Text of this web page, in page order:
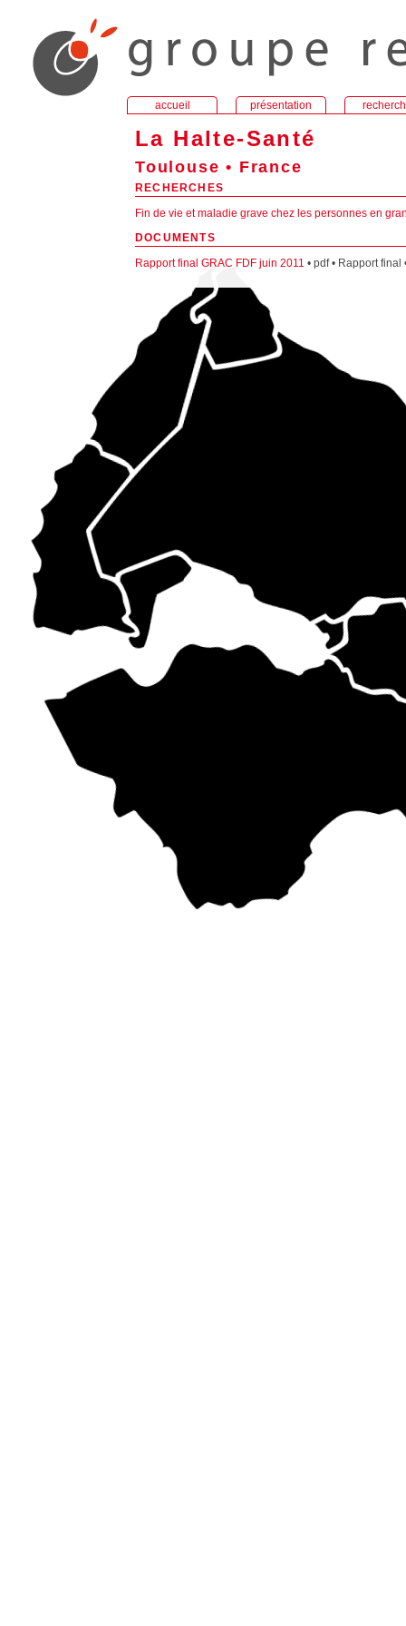
accueil présentation
La Halte-Santé
Toulouse • France
RECHERCHES
Fin de vie et maladie grave chez les personnes en
DOCUMENTS
Rapport final GRAC FDF juin 2011 • pdf • Rapport final